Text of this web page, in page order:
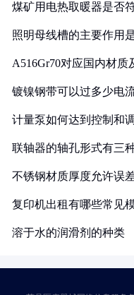
煤矿用电热取暖器是否
照明母线槽的主要作用
A516Gr70对应国内材
镀镍钢带可以过多少电
计量泵如何达到控制和
联轴器的轴孔形式有三
不锈钢材质厚度允许误
复印机出租有哪些常见
溶于水的润滑剂的种类